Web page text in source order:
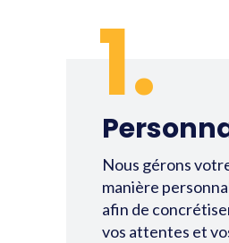
1.
Nous gérons
manière
afin de
vos attentes et